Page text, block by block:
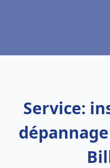
Service: